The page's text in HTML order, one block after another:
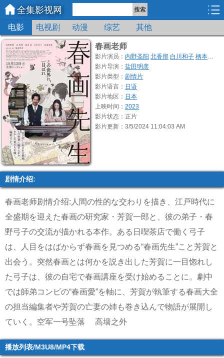
全集影视网 搜索
电影 电视剧 动漫 综艺 其他
春画老师
影片演员： 内野圣阳 北香那 白川和子 柄本佑
影片导演：盐田明彦
影片类型： 剧情片
影片语言： 日语
影片地区： 日本
上映时间：2023
影片状态：正片
影片更新：3/5/2024 11:04:03 AM
剧情介绍:
春画老师剧情介绍:人間の性的な交わりを描き、江戸時代に
全盛期を迎えた春画の研究家・芳賀一郎と、彼の弟子・春
野弓子の交流が描かれる本作。ある日喫茶店で働く弓子
は、人目をはばからず春画を見つめる“春画先生”こと芳賀と
出会う。突然春画とは何かを説き出した芳賀に一目惚れし
た弓子は、彼の自宅で春画講座を受け始めることに。劇中
では師弟コンビの“春画愛”を軸に、芳賀が執筆する春画大全
の担当編集者や芳賀の亡妻の姉も巻き込んで物語が展開し
ていく。 空军一号坠落 高墙之外
播放列表/M3U8/MP4下载